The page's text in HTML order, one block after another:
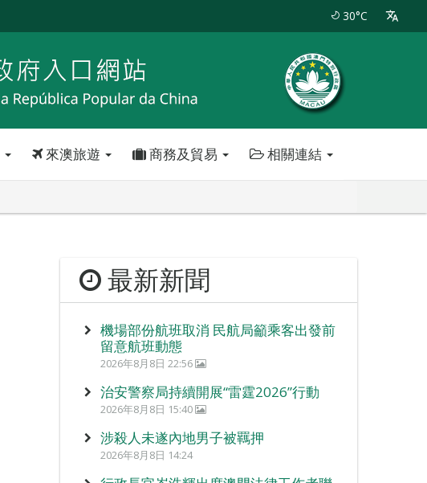
30°C
來澳旅遊 商務及貿易 相關連結
最新新聞
機場部份航班取消 民航局籲乘客出發前
留意航班動態
2026年8月8日 22:56
治安警察局持續開展“雷霆2026”行動
2026年8月8日 15:40
涉殺人未遂內地男子被羈押
2026年8月8日 14:24